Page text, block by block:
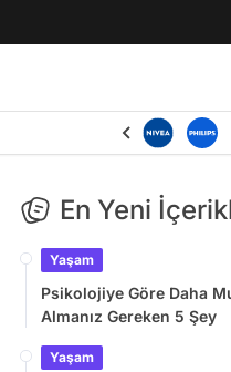
En Yeni
Yaşam
Psikolojiye Göre Daha
Almanız Gereken 5 Şey
Yaşam